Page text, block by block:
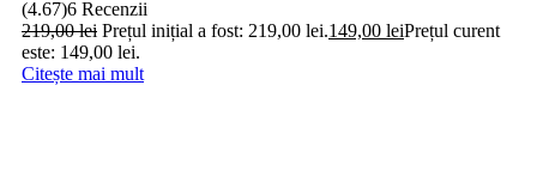
(4.67)6 Recenzii
219,00lei Prețul inițial a fost: 219,00 lei.149,00 leiPrețul curent
este: 149,00 lei.
Citește mai mult